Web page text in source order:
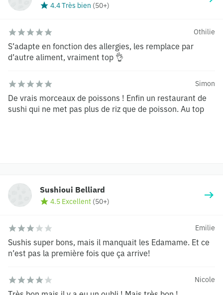
4.4 Très bien (50+)
Othilie
S’adapte en fonction des allergies, les remplace par
d’autre aliment, vraiment top 👌
Simon
De vrais morceaux de poissons ! Enfin un restaurant de
sushi qui ne met pas plus de riz que de poisson. Au top
Sushioui Belliard
4.5 Excellent (50+)
Emilie
Sushis super bons, mais il manquait les Edamame. Et ce
n’est pas la première fois que ça arrive!
Nicole